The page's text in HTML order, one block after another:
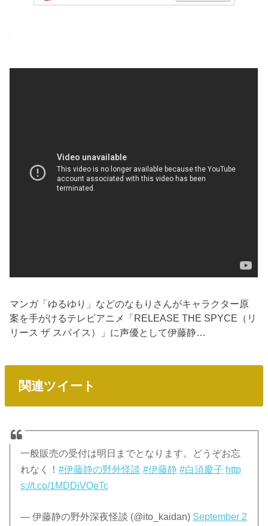
マンガ「ゆるゆり」などのなもりさんがキャラクター原
案を手がけるテレビアニメ「RELEASE THE SPYCE（リ
リース ザ スパイス）」に声優として伊藤静…
関連ツイート
一般販売の受付は明日までとなります。どうぞお忘
れなく！#伊藤静の野外怪談 #伊藤静 #白須慶子 http
s://t.co/1MDDiVOeTc
— 伊藤静の野外深夜怪談 (@ito_kaidan) September 2